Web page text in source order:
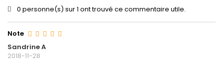
0 personne(s) sur 1 ont trouvé ce commentaire utile.
Note
Sandrine A
2018-11-28